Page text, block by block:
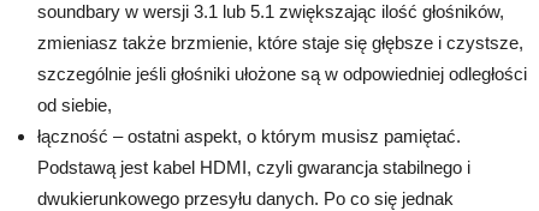
soundbary w wersji 3.1 lub 5.1 zwiększając ilość głośników,
zmieniasz także brzmienie, które staje się głębsze i czystsze,
szczególnie jeśli głośniki ułożone są w odpowiedniej odległości
od siebie,
łączność – ostatni aspekt, o którym musisz pamiętać.
Podstawą jest kabel HDMI, czyli gwarancja stabilnego i
dwukierunkowego przesyłu danych. Po co się jednak